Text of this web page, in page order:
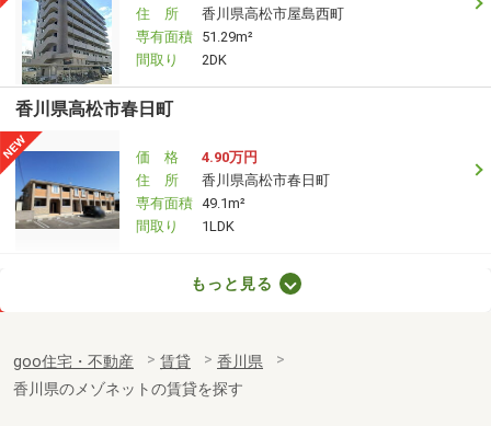
住 所
香川県高松市屋島西町
専有面積 51.29m²
間取り
2DK
香川県高松市春日町
価 格
4.90万円
住 所
香川県高松市春日町
専有面積 49.1m²
間取り
1LDK
香川県綾歌郡宇多津町新開
専有面積
22.7m²
間取り
1K
もっと見る
goo住宅・不動産 賃貸
香川県
香川県のメゾネットの賃貸を探す